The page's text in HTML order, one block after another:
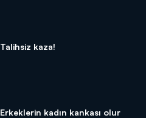
Talihsiz kaza!
Erkeklerin kadın kankası olur